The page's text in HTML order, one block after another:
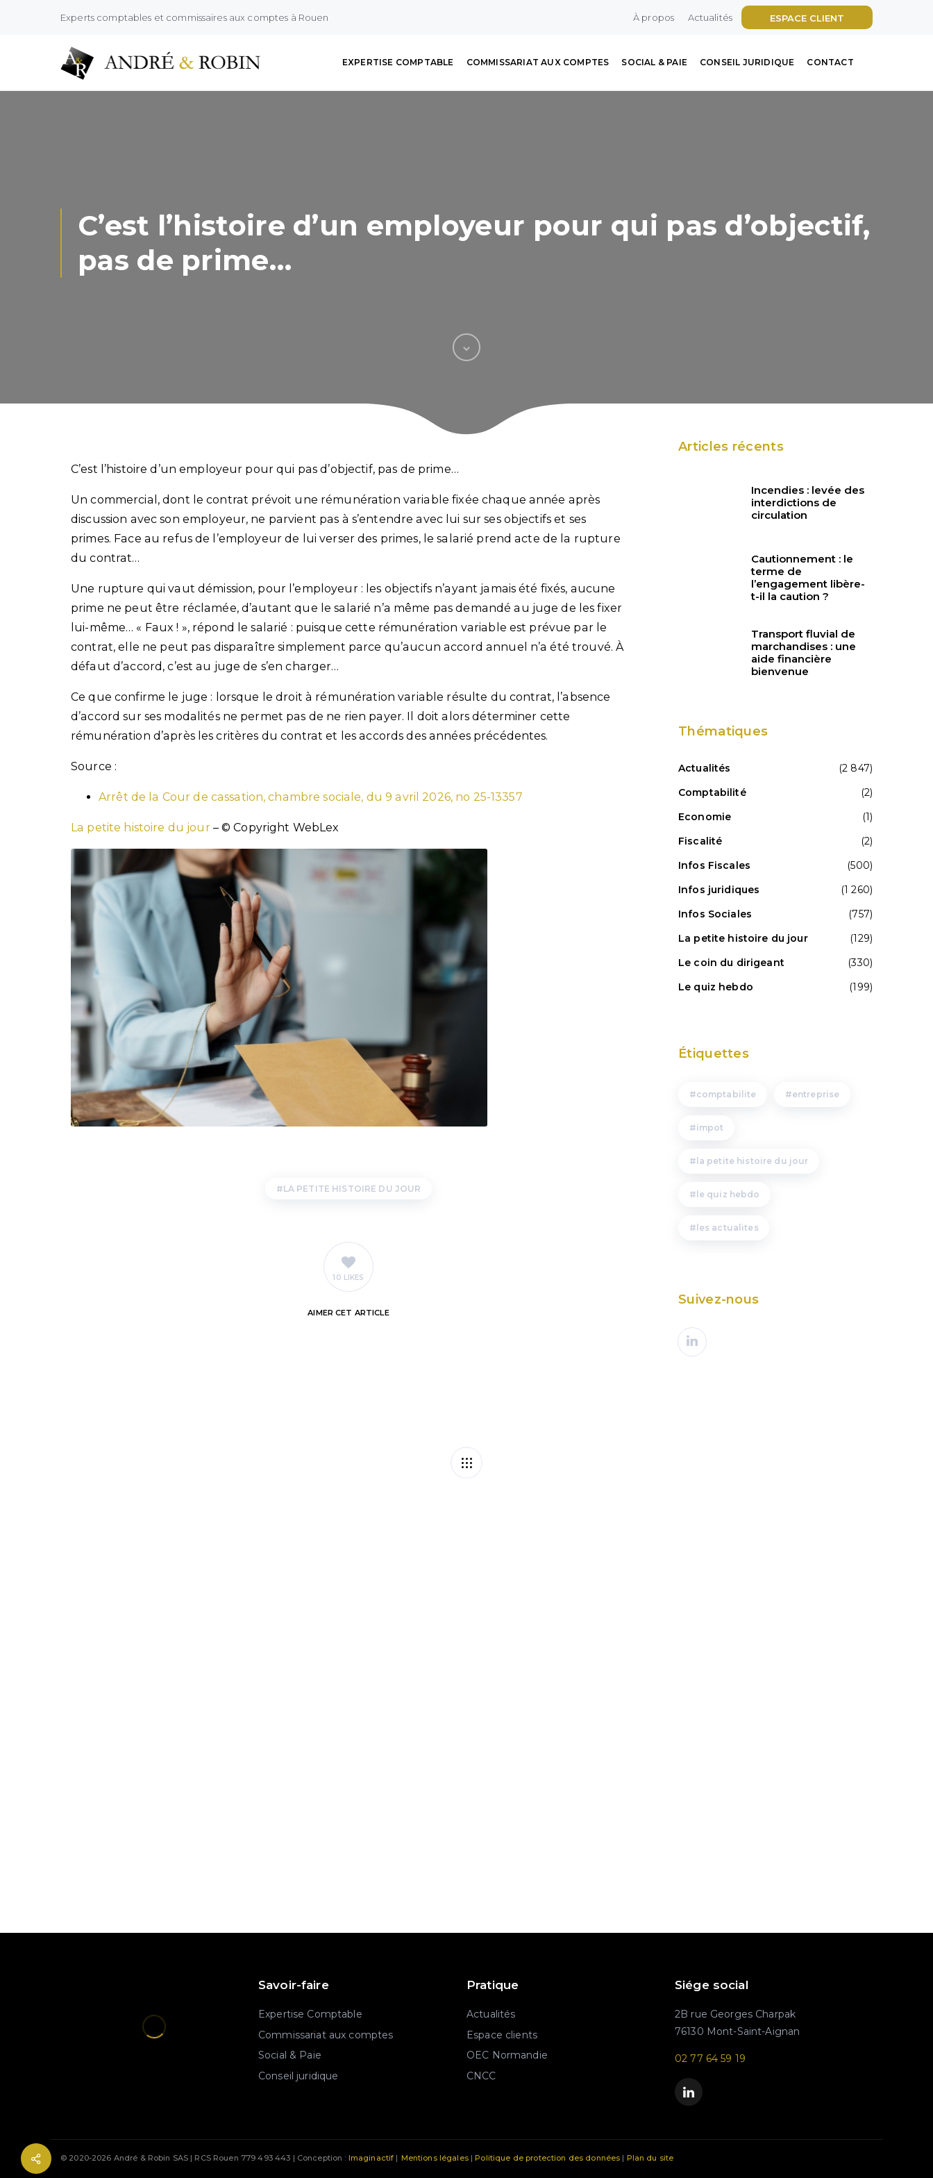
Experts comptables et commissaires aux comptes à Rouen ESPACE CLIENT
À propos Actualités
EXPERTISE COMPTABLE COMMISSARIAT AUX COMPTES SOCIAL & PAIE CONSEIL JURIDIQUE CONTACT
C’est l’histoire d’un employeur pour qui pas d’objectif,
pas de prime…
C’est l’histoire d’un employeur pour qui pas d’objectif, pas de prime…
Un commercial, dont le contrat prévoit une rémunération variable fixée chaque année après
discussion avec son employeur, ne parvient pas à s’entendre avec lui sur ses objectifs et ses
primes. Face au refus de l’employeur de lui verser des primes, le salarié prend acte de la rupture
du contrat…
Une rupture qui vaut démission, pour l’employeur : les objectifs n’ayant jamais été fixés, aucune
prime ne peut être réclamée, d’autant que le salarié n’a même pas demandé au juge de les fixer
lui-même… « Faux ! », répond le salarié : puisque cette rémunération variable est prévue par le
contrat, elle ne peut pas disparaître simplement parce qu’aucun accord annuel n’a été trouvé. À
défaut d’accord, c’est au juge de s’en charger…
Ce que confirme le juge : lorsque le droit à rémunération variable résulte du contrat, l’absence
d’accord sur ses modalités ne permet pas de ne rien payer. Il doit alors déterminer cette
rémunération d’après les critères du contrat et les accords des années précédentes.
Source :
Arrêt de la Cour de cassation, chambre sociale, du 9 avril 2026, no 25-13357
La petite histoire du jour– © Copyright WebLex
LA PETITE HISTOIRE DU JOUR
10 LIKES
AIMER CET ARTICLE
Articles récents
Incendies : levée des
interdictions de
circulation
Cautionnement : le
terme de
l’engagement libère-
t-il la caution ?
Transport fluvial de
marchandises : une
aide financière
bienvenue
Thématiques
Actualités
(2 847)
Comptabilité
(2)
Economie
(1)
Fiscalité
(2)
Infos Fiscales
(500)
Infos juridiques
(1 260)
Infos Sociales
(757)
La petite histoire du jour
(129)
Le coin du dirigeant
(330)
Le quiz hebdo
(199)
Étiquettes
comptabilite entreprise
impot
la petite histoire du jour
le quiz hebdo
les actualites
Suivez-nous
Savoir-faire
Expertise Comptable
Commissariat aux comptes
Social & Paie
Conseil juridique
Pratique
Actualités
Espace clients
OEC Normandie
CNCC
Siége social
2B rue Georges Charpak
76130 Mont-Saint-Aignan
02 77 64 59 19
© 2020-2026 André & Robin SAS | RCS Rouen 779 493 443 | Conception : Imaginactif | Mentions légales|Politique de protection des données | Plan du site